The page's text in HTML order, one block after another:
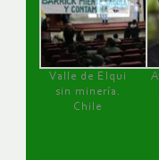
Valle de Elqui
sin minería.
Chile